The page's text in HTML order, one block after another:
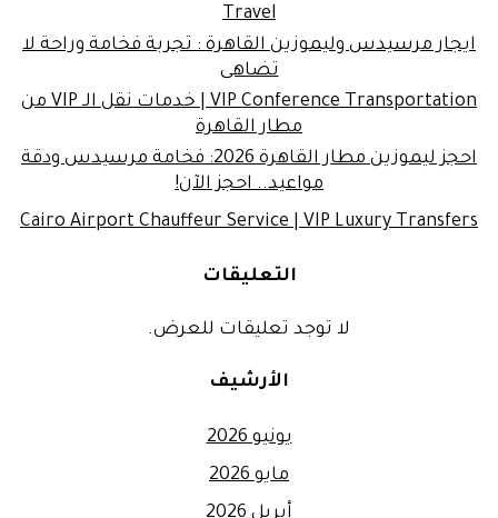
Travel
ايجار مرسيدس وليموزين القاهرة : تجربة فخامة وراحة لا
تضاهى
VIP Conference Transportation | خدمات نقل الـ VIP من
مطار القاهرة
احجز ليموزين مطار القاهرة 2026: فخامة مرسيدس ودقة
مواعيد.. احجز الآن!
Cairo Airport Chauffeur Service | VIP Luxury Transfers
التعليقات
لا توجد تعليقات للعرض.
الأرشيف
يونيو 2026
مايو 2026
أبريل 2026